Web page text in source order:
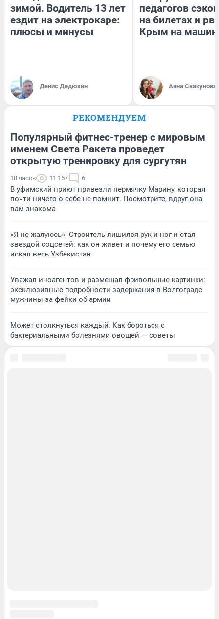
зимой. Водитель 13 лет
ездит на электрокаре:
плюсы и минусы
Денис Дедюхин
педагогов
на билетах и
Крым на
Анна Скакунова
РЕКОМЕНДУЕМ
Популярный фитнес-тренер с мировым
именем Света Ракета проведет
открытую тренировку для сургутян
18 часов 11 157 6
В уфимский приют привезли пермячку Марину, которая
почти ничего о себе не помнит. Посмотрите, вдруг она
вам знакома
«Я не жалуюсь». Строитель лишился рук и ног и стал
звездой соцсетей: как он живет и почему его семью
искал весь Узбекистан
Уважал иноагентов и размещал фривольные картинки:
эксклюзивные подробности задержания в Волгограде
мужчины за фейки об армии
Может столкнуться каждый. Как бороться с
бактериальными болезнями овощей — советы